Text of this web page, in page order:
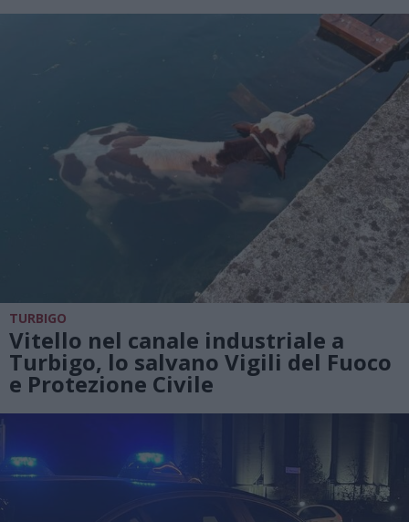
TURBIGO
Vitello nel canale industriale a
Turbigo, lo salvano Vigili del Fuoco
e Protezione Civile